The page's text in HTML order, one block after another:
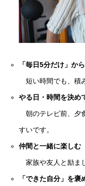
「毎日5分だけ」か
短い時間でも、積
やる日・時間を決め
朝のテレビ前、夕
すいです。
仲間と一緒に楽しむ
家族や友人と励ま
「できた自分」を褒